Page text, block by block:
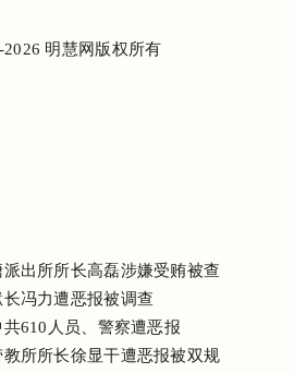
2026 明慧网版权所有
出所所长高磊涉嫌受贿被查
冯力遭恶报被调查
610人员、警察遭恶报
所所长徐显干遭恶报被双规